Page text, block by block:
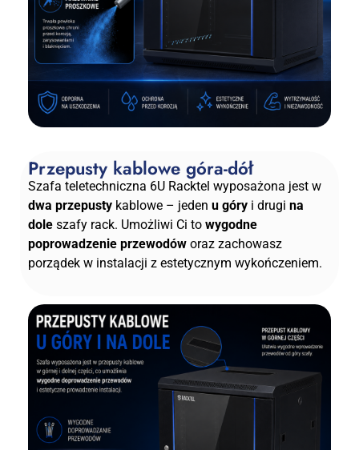
Przepusty kablowe góra-dół
Szafa teletechniczna 6U Racktel wyposażona jest w
dwa przepusty kablowe – jeden u góry i drugi na
dole szafy rack. Umożliwi Ci to wygodne
poprowadzenie przewodów oraz zachowasz
porządek w instalacji z estetycznym wykończeniem.